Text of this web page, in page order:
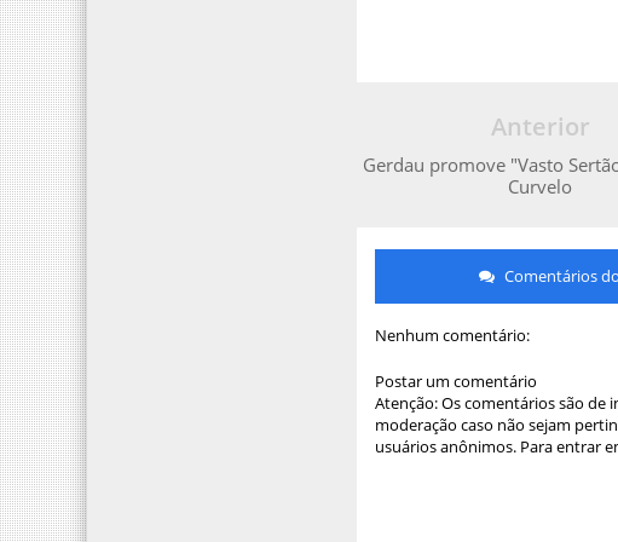
Anterior
Gerdau promove "Vasto
Curvelo
Comentários
Nenhum comentário:
Postar um comentário
Atenção: Os comentários são de
moderação caso não sejam
usuários anônimos. Para entrar